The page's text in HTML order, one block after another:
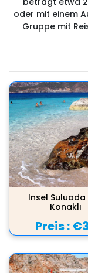
oder mit einem
Gruppe mit
Insel Suluada
Konaklı
Preis :